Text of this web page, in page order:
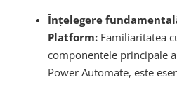
Înțelegere
Platform:Familiaritatea
componentele principale
Power Automate, este